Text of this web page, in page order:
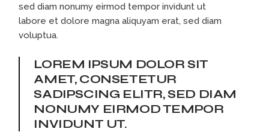
sed diam nonumy eirmod tempor invidunt ut
labore et dolore magna aliquyam erat, sed diam
voluptua.
LOREM IPSUM DOLOR SIT
AMET, CONSETETUR
SADIPSCING ELITR, SED DIAM
NONUMY EIRMOD TEMPOR
INVIDUNT UT.